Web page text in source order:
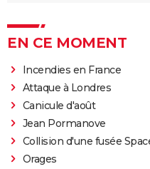
EN CE MOMENT
Incendies en France
Attaque à Londres
Canicule d'août
Jean Pormanove
Collision d'une fusée
Orages